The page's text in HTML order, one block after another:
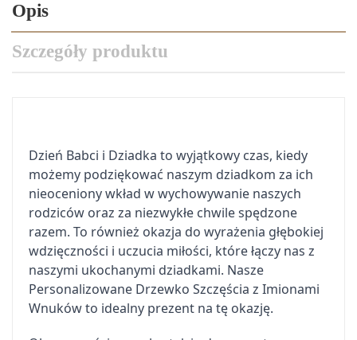
Opis
Szczegóły produktu
Dzień Babci i Dziadka to wyjątkowy czas, kiedy
możemy podziękować naszym dziadkom za ich
nieoceniony wkład w wychowywanie naszych
rodziców oraz za niezwykłe chwile spędzone
razem. To również okazja do wyrażenia głębokiej
wdzięczności i uczucia miłości, które łączy nas z
naszymi ukochanymi dziadkami. Nasze
Personalizowane Drzewko Szczęścia z Imionami
Wnuków to idealny prezent na tę okazję.